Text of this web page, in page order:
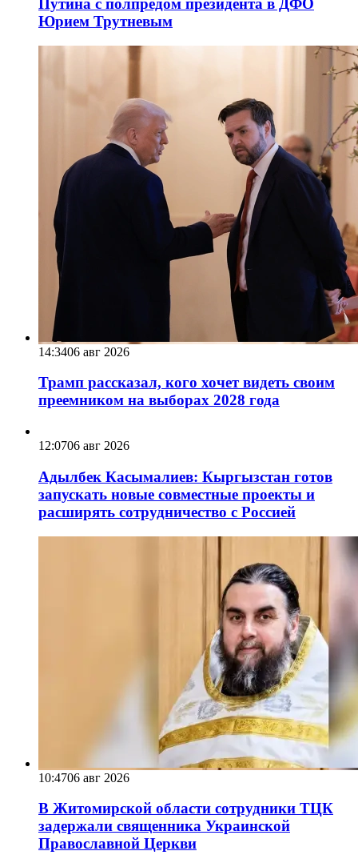
Путина с полпредом президента в ДФО
Юрием Трутневым
14:3406 авг 2026
Трамп рассказал, кого хочет видеть своим
преемником на выборах 2028 года
12:0706 авг 2026
Адылбек Касымалиев: Кыргызстан готов
запускать новые совместные проекты и
расширять сотрудничество с Россией
10:4706 авг 2026
В Житомирской области сотрудники ТЦК
задержали священника Украинской
Православной Церкви